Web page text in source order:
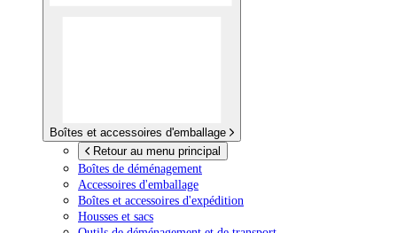
Boîtes et accessoires d'emballage
Retour au menu principal
Boîtes de déménagement
Accessoires d'emballage
Boîtes et accessoires d'expédition
Housses et sacs